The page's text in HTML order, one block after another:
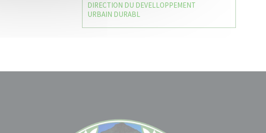
DIRECTION DU DEVELLOPPEMENT
URBAIN DURABL